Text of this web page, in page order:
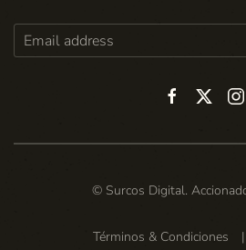
© Surcos Digital.
Términos & Condiciones